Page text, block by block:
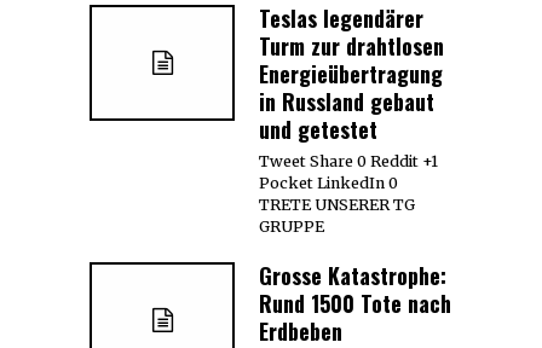
Teslas legendärer
Turm zur drahtlosen
Energieübertragung
in Russland gebaut
und getestet
Tweet Share 0 Reddit +1
Pocket LinkedIn 0
TRETE UNSERER TG
GRUPPE
Grosse Katastrophe:
Rund 1500 Tote nach
Erdbeben